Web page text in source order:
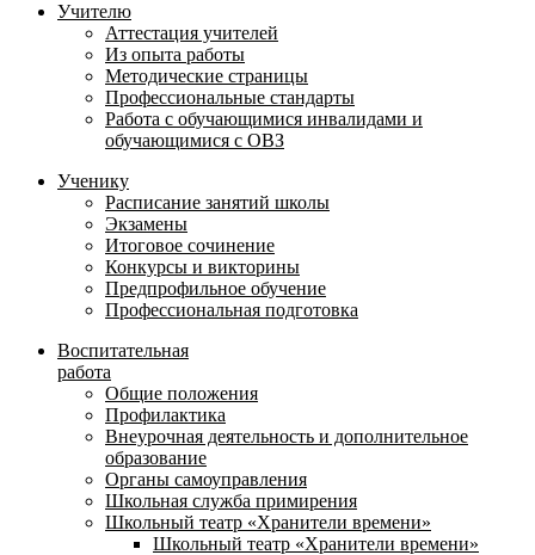
Учителю
Аттестация учителей
Из опыта работы
Методические страницы
Профессиональные стандарты
Работа с обучающимися инвалидами и
обучающимися с ОВЗ
Ученику
Расписание занятий школы
Экзамены
Итоговое сочинение
Конкурсы и викторины
Предпрофильное обучение
Профессиональная подготовка
Воспитательная
работа
Общие положения
Профилактика
Внеурочная деятельность и дополнительное
образование
Органы самоуправления
Школьная служба примирения
Школьный театр «Хранители времени»
Школьный театр «Хранители времени»